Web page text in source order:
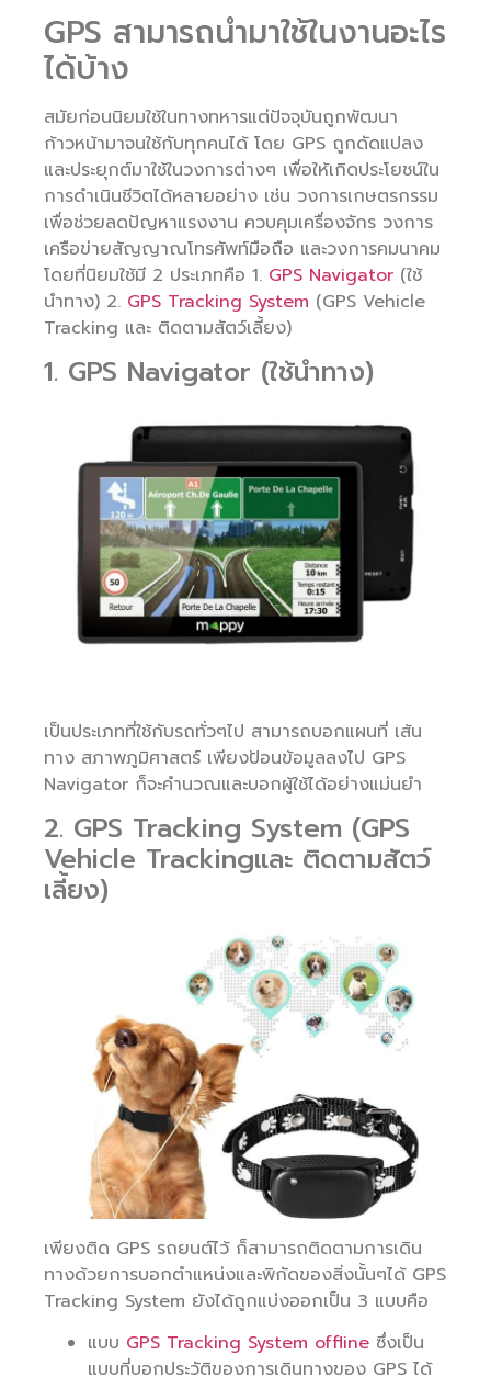
GPS สามารถนำมาใช้ในงานอะไร
ได้บ้าง
สมัยก่อนนิยมใช้ในทางทหารแต่ปัจจุบันถูกพัฒนา
ก้าวหน้ามาจนใช้กับทุกคนได้ โดย GPS ถูกดัดแปลง
และประยุกต์มาใช้ในวงการต่างๆ เพื่อให้เกิดประโยชน์ใน
การดำเนินชีวิตได้หลายอย่าง เช่น วงการเกษตรกรรม
เพื่อช่วยลดปัญหาแรงงาน ควบคุมเครื่องจักร วงการ
เครือข่ายสัญญาณโทรศัพท์มือถือ และวงการคมนาคม
โดยที่นิยมใช้มี 2 ประเภทคือ 1. GPS Navigator (ใช้
นำทาง) 2. GPS Tracking System (GPS Vehicle
Tracking และ ติดตามสัตว์เลี้ยง)
1. GPS Navigator (ใช้นำทาง)
เป็นประเภทที่ใช้กับรถทั่วๆไป สามารถบอกแผนที่ เส้น
ทาง สภาพภูมิศาสตร์ เพียงป้อนข้อมูลลงไป GPS
Navigator ก็จะคำนวณและบอกผู้ใช้ได้อย่างแม่นยำ
2. GPS Tracking System (GPS
Vehicle Trackingและ ติดตามสัตว์
เลี้ยง)
เพียงติด GPS รถยนต์ไว้ ก็สามารถติดตามการเดิน
ทางด้วยการบอกตำแหน่งและพิกัดของสิ่งนั้นๆได้ GPS
Tracking System ยังได้ถูกแบ่งออกเป็น 3 แบบคือ
แบบ GPS Tracking System offline ซึ่งเป็น
แบบที่บอกประวัติของการเดินทางของ GPS ได้